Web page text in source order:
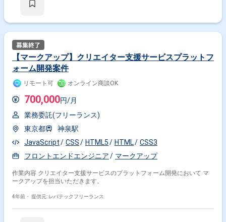
【マークアップ】クリエイター支援サービスプラットフ
ォーム開発案件
リモート可 オンライン商談OK
700,000円/月
業務委託(フリーランス)
東京都
神泉駅
JavaScript
CSS HTML5 HTML
CSS3
フロントエンドエンジニア
マークアップ
作業内容 クリエイター支援サービスのプラットフォーム開発において マ
ークアップを担当いただきます。
4年前・ 提供元: レバテックフリーランス